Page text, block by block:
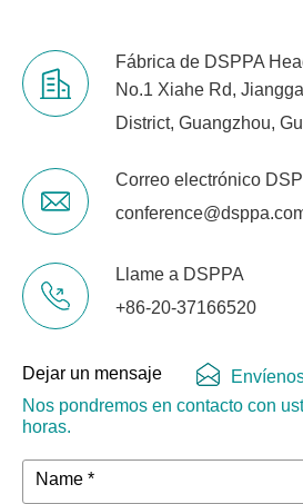
Fábrica de DSPPA
No.1 Xiahe Rd,
District, Guangzhou,
Correo electrónico
Llame a DSPPA
+86-20-37166520
Dejar un mensaje
Nos pondremos en contacto con
horas.
Name *